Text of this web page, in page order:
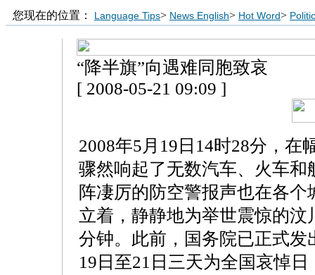
您现在的位置： Language Tips> News English> Hot Word>
“降半旗”向遇难同胞致哀
[ 2008-05-21 09:09 ]
2008年5月19日14时28分，在
骤然响起了无数汽车、火车
阵凄厉的防空警报声也在各
立着，静静地为举世震惊的汶
分钟。此前，国务院已正式发
19日至21日三天为全国哀悼